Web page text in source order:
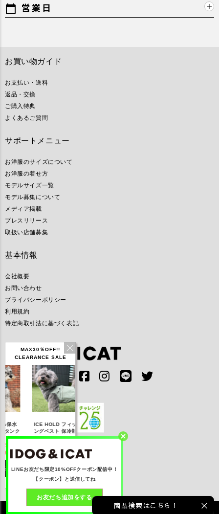
MAX30％OFF!!
CLEARANCE SALE
ICE HOLD フィッシ
ングベスト 保冷剤付
円(税込み)
詳しく見る
IDOG ICE HOLD ネ
ッククーラー 保冷剤
円(税込み)
詳しく見る
calendar_today 営業日
お買い物ガイド
お支払い・送料
返品・交換
ご購入特典
よくあるご質問
サポートメニュー
お洋服のサイズについて
お洋服の着せ方
モデルサイズ一覧
モデル募集について
メディア掲載
プレスリリース
取扱い店舗募集
基本情報
会社概要
お問い合わせ
プライバシーポリシー
利用規約
特定商取引法に基づく表記
©2021 株式会社ゼフィール All rights reserved.
LINEお友だち限定10%OFFクーポン配信中！
【クーポン】と送信してね
お友だち追加をする
商品検索はこちら！